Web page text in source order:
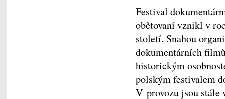
Festival
obětovaní vznikl v
století. Snahou
dokumentárních
historickým
polským festivalem
V provozu jsou stále